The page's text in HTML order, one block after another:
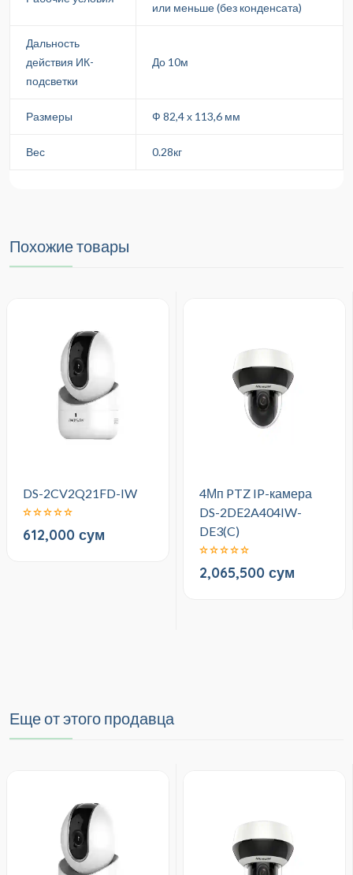
или меньше (без конденсата)
Дальность
действия ИК-
подсветки
До 10м
Размеры Ф 82,4 х 113,6 мм
Вес 0.28кг
Похожие товары
DS-2CV2Q21FD-IW
612,000 сум
4Мп PTZ IP-камера
DS-2DE2A404IW-
DE3(C)
2,065,500 сум
Еще от этого продавца